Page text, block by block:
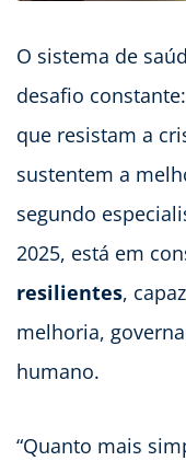
O sistema de
desafio
que resistam a
sustentem a
segundo
2025, está em
resilientes,
melhoria,
humano.
“Quanto mais